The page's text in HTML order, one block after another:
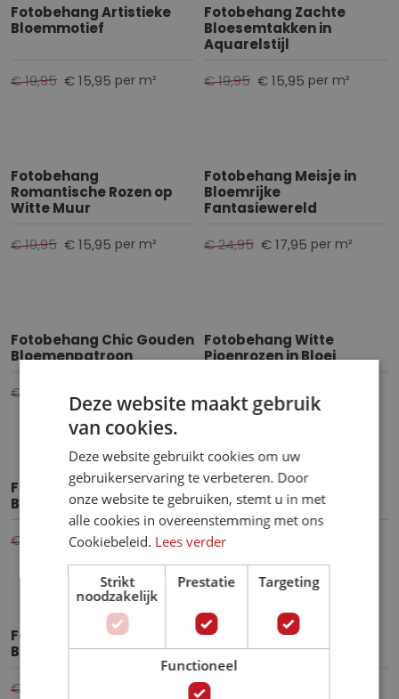
Fotobehang Artistieke
Bloemmotief
€ 15,95 per m²
€ 19,95
Fotobehang Zachte
Bloesemtakken in
Aquarelstijl
€ 15,95 per m²
€ 19,95
Fotobehang
Romantische Rozen op
Witte Muur
€ 15,95 per m²
€ 19,95
Fotobehang Meisje in
Bloemrijke
Fantasiewereld
€ 17,95 per m²
€ 24,95
Fotobehang Chic Gouden
Bloemenpatroon
per m²
€ 21,95
Fotobehang Witte
Pioenrozen in Bloei
€ 15,95
per m²
€ 19,95
Fotobehang Elegante
Bloemenkunst
€ 16,95 per m²
€ 21,95
Fotobehang Schilderij
van Pioenrozen
€ 19,95
Fotobehang Kleurrijke
Bloemen Compositie
€ 19,95
Fotobehang
Kersenbloesem
€ 19,95
Deze website maakt gebruik
van cookies.
Deze website gebruikt cookies om uw
gebruikerservaring te verbeteren. Door
onze website te gebruiken, stemt u in met
alle cookies in overeenstemming met ons
Cookiebeleid. Lees verder
Strikt
noodzakelijk
Prestatie Targeting
Functioneel